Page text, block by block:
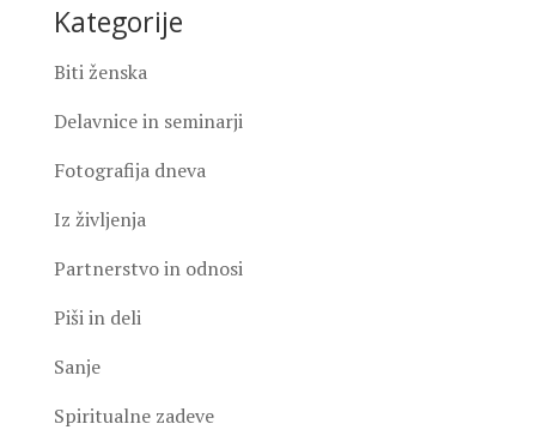
Kategorije
Biti ženska
Delavnice in seminarji
Fotografija dneva
Iz življenja
Partnerstvo in odnosi
Piši in deli
Sanje
Spiritualne zadeve